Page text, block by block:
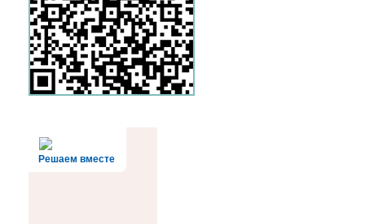
Решаем вместе